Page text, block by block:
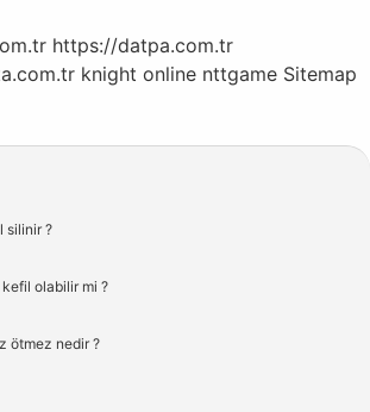
https://datpa.com.tr
knight online nttgame Sitemap
silinir ?
kefil olabilir mi ?
ötmez nedir ?